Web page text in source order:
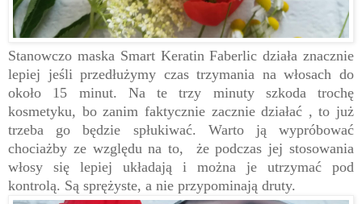
Stanowczo maska Smart Keratin Faberlic działa znacznie
lepiej jeśli przedłużymy czas trzymania na włosach do
około 15 minut. Na te trzy minuty szkoda trochę
kosmetyku, bo zanim faktycznie zacznie działać , to już
trzeba go będzie spłukiwać. Warto ją wypróbować
chociażby ze względu na to, że podczas jej stosowania
włosy się lepiej układają i można je utrzymać pod
kontrolą. Są sprężyste, a nie przypominają druty.